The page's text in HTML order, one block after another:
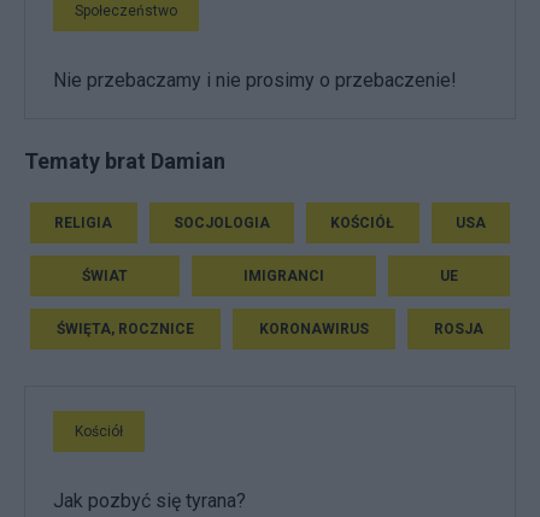
Społeczeństwo
Nie przebaczamy i nie prosimy o przebaczenie!
Tematy brat Damian
RELIGIA SOCJOLOGIA KOŚCIÓŁ USA
ŚWIAT IMIGRANCI UE
ŚWIĘTA, ROCZNICE KORONAWIRUS ROSJA
Kościół
Jak pozbyć się tyrana?